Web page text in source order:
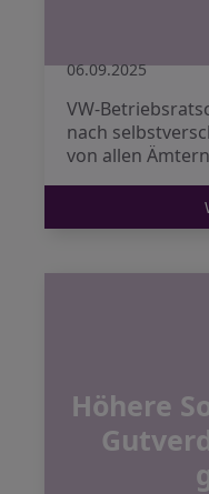
06.09.2025
VW-
nach
von allen
Höhere